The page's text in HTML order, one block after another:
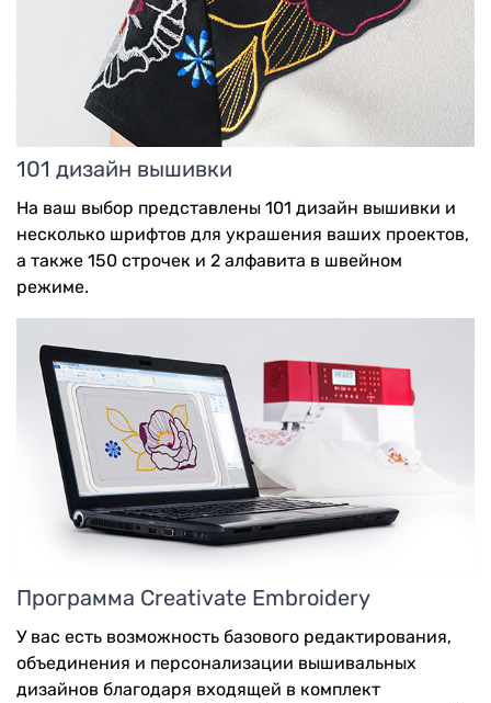
101 дизайн вышивки
На ваш выбор представлены 101 дизайн вышивки и
несколько шрифтов для украшения ваших проектов,
а также 150 строчек и 2 алфавита в швейном
режиме.
Программа Creativate Embroidery
У вас есть возможность базового редактирования,
объединения и персонализации вышивальных
дизайнов благодаря входящей в комплект